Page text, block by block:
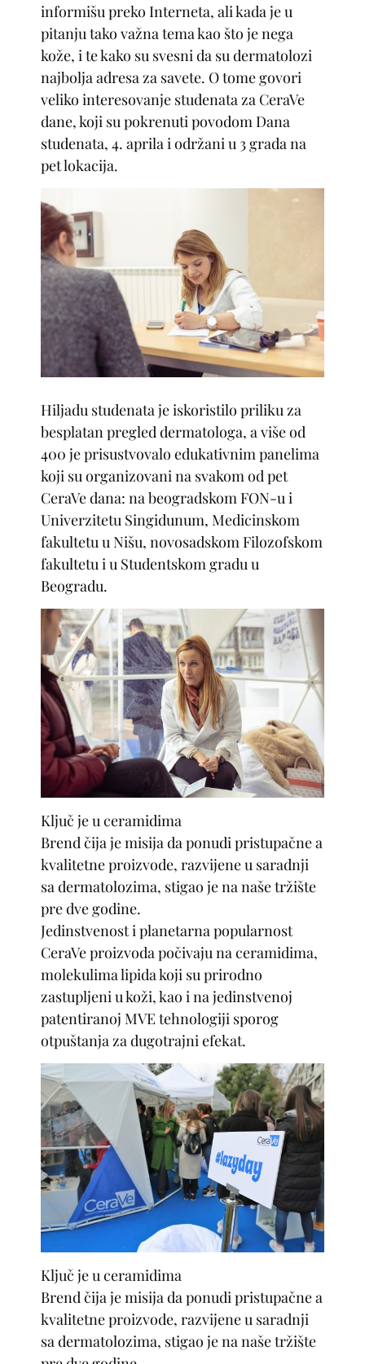
informišu preko Interneta, ali kada je u
pitanju tako važna tema kao što je nega
kože, i te kako su svesni da su dermatolozi
najbolja adresa za savete. O tome govori
veliko interesovanje studenata za CeraVe
dane, koji su pokrenuti povodom Dana
studenata, 4. aprila i održani u 3 grada na
pet lokacija.
Hiljadu studenata je iskoristilo priliku za
besplatan pregled dermatologa, a više od
400 je prisustvovalo edukativnim panelima
koji su organizovani na svakom od pet
CeraVe dana: na beogradskom FON-u i
Univerzitetu Singidunum, Medicinskom
fakultetu u Nišu, novosadskom Filozofskom
fakultetu i u Studentskom gradu u
Beogradu.
Ključ je u ceramidima
Brend čija je misija da ponudi pristupačne a
kvalitetne proizvode, razvijene u saradnji
sa dermatolozima, stigao je na naše tržište
pre dve godine.
Jedinstvenost i planetarna popularnost
CeraVe proizvoda počivaju na ceramidima,
molekulima lipida koji su prirodno
zastupljeni u koži, kao i na jedinstvenoj
patentiranoj MVE tehnologiji sporog
otpuštanja za dugotrajni efekat.
Ključ je u ceramidima
Brend čija je misija da ponudi pristupačne a
kvalitetne proizvode, razvijene u saradnji
sa dermatolozima, stigao je na naše tržište